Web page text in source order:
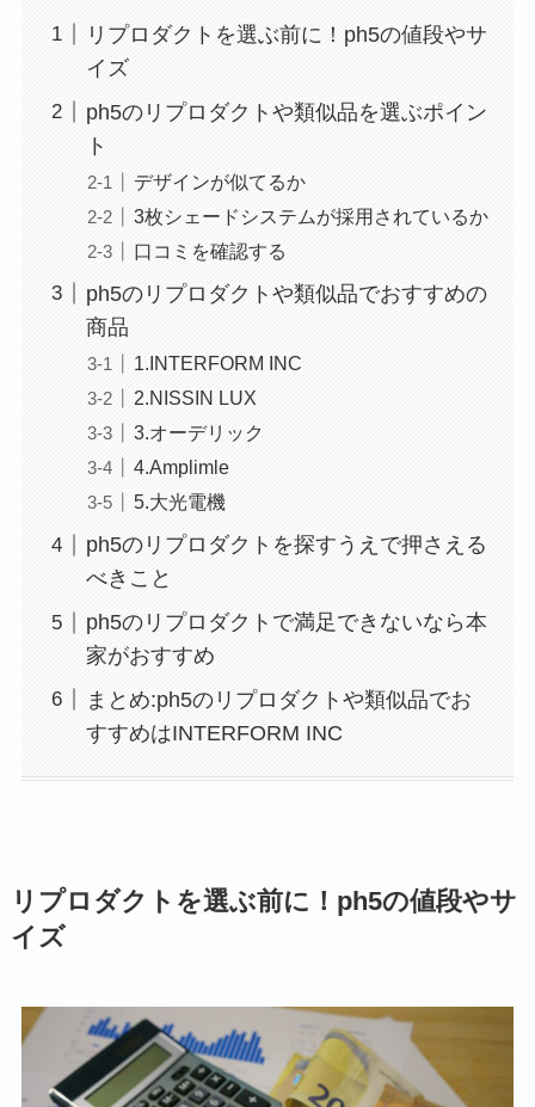
リプロダクトを選ぶ前に！ph5の値段やサ
イズ
ph5のリプロダクトや類似品を選ぶポイン
ト
デザインが似てるか
3枚シェードシステムが採用されているか
口コミを確認する
ph5のリプロダクトや類似品でおすすめの
商品
1.INTERFORM INC
2.NISSIN LUX
3.オーデリック
4.Amplimle
5.大光電機
ph5のリプロダクトを探すうえで押さえる
べきこと
ph5のリプロダクトで満足できないなら本
家がおすすめ
まとめ:ph5のリプロダクトや類似品でお
すすめはINTERFORM INC
リプロダクトを選ぶ前に！ph5の値段やサ
イズ